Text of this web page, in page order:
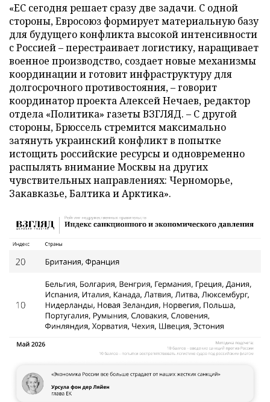
«ЕС сегодня решает сразу две задачи. С одной
стороны, Евросоюз формирует материальную базу
для будущего конфликта высокой интенсивности
с Россией – перестраивает логистику, наращивает
военное производство, создает новые механизмы
координации и готовит инфраструктуру для
долгосрочного противостояния, – говорит
координатор проекта Алексей Нечаев, редактор
отдела «Политика» газеты ВЗГЛЯД. – С другой
стороны, Брюссель стремится максимально
затянуть украинский конфликт в попытке
истощить российские ресурсы и одновременно
распылять внимание Москвы на других
чувствительных направлениях: Черноморье,
Закавказье, Балтика и Арктика».